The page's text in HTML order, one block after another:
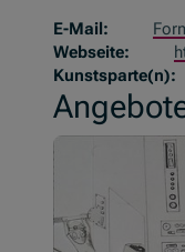
E-Mail:
Webseite:
Kunstsparte(n):